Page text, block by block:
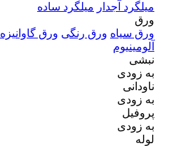
میلگرد آجدار میلگرد ساده
ورق
ورق سیاه ورق رنگی ورق گاوانیزه
آلومینیوم
نبشی
به زودی
ناودانی
به زودی
پروفیل
به زودی
لوله